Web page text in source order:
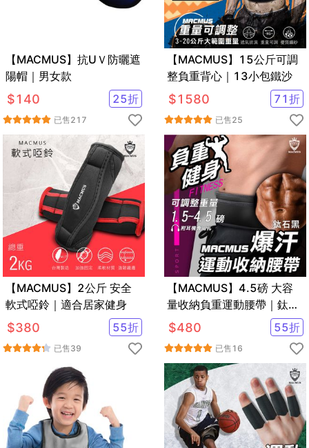
【MACMUS】抗UＶ防曬遮
陽帽｜男女款
$140 25折
已售217
【MACMUS】15公斤可調
整負重背心｜13小包鐵沙
$1580 71 折
已售25
【MACMUS】2公斤 安全
軟式啞鈴｜適合居家健身
$380 55折
已售39
【MACMUS】4.5磅 大容
量收納負重運動腰帶｜鈦石
黑
$480 55折
已售 16